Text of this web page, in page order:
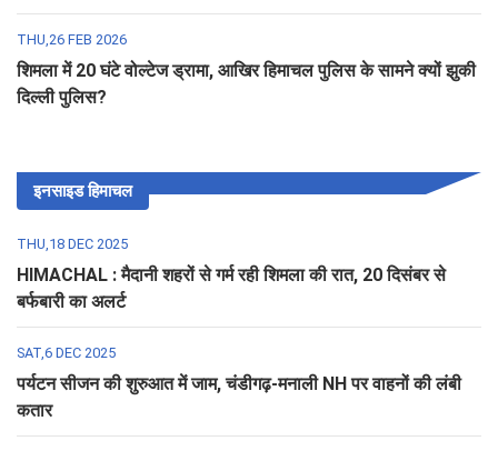
THU,26 FEB 2026
शिमला में 20 घंटे वोल्टेज ड्रामा, आखिर हिमाचल पुलिस के सामने क्यों झुकी
दिल्ली पुलिस?
इनसाइड हिमाचल
THU,18 DEC 2025
HIMACHAL : मैदानी शहरों से गर्म रही शिमला की रात, 20 दिसंबर से
बर्फबारी का अलर्ट
SAT,6 DEC 2025
पर्यटन सीजन की शुरुआत में जाम, चंडीगढ़-मनाली NH पर वाहनों की लंबी
कतार